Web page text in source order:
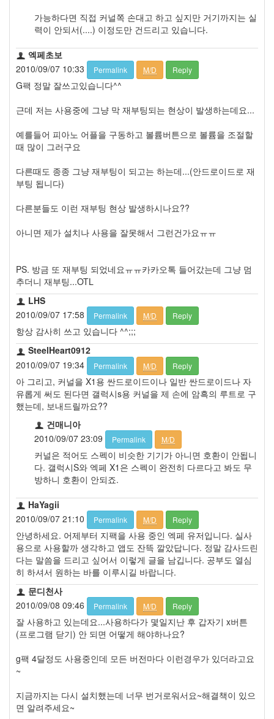
가능하다면 직접 커널쪽 손대고 하고 싶지만 거기까지는 실
력이 안되서(....) 이정도만 건드리고 있습니다.
엑페초보
2010/09/07 10:33
Permalink M/D Reply
G팩 정말 잘쓰고있습니다^^
근데 저는 사용중에 그냥 막 재부팅되는 현상이 발생하는데요...
예를들어 피아노 어플을 구동하고 볼륨버튼으로 볼륨을 조절할
때 많이 그러구요
다른때도 종종 그냥 재부팅이 되고는 하는데...(안드로이드로 재
부팅 됩니다)
다른분들도 이런 재부팅 현상 발생하시나요??
아니면 제가 설치나 사용을 잘못해서 그런건가요ㅠㅠ
PS. 방금 또 재부팅 되었네요ㅠㅠ카카오톡 들어갔는데 그냥 멈
추더니 재부팅...OTL
LHS
2010/09/07 17:58
Permalink M/D Reply
항상 감사히 쓰고 있습니다 ^^;;;
SteelHeart0912
2010/09/07 19:34
Permalink M/D Reply
아 그리고, 커널을 X1용 싼드로이드이나 일반 싼드로이드나 자
유롭게 써도 된다면 갤럭시s용 커널을 제 손에 암흑의 루트로 구
했는데, 보내드릴까요??
건매니아
2010/09/07 23:09
Permalink M/D
커널은 적어도 스펙이 비슷한 기기가 아니면 호환이 안됩니
다. 갤럭시S와 엑페 X1은 스펙이 완전히 다르다고 봐도 무
방하니 호환이 안되죠.
HaYagii
2010/09/07 21:10
Permalink M/D Reply
안녕하세요. 어제부터 지팩을 사용 중인 엑페 유저입니다. 실사
용으로 사용할까 생각하고 앱도 잔뜩 깔았답니다. 정말 감사드린
다는 말씀을 드리고 싶어서 이렇게 글을 남깁니다. 공부도 열심
히 하셔서 원하는 바를 이루시길 바랍니다.
문디천사
2010/09/08 09:46
Permalink M/D Reply
잘 사용하고 있는데요...사용하다가 몇일지난 후 갑자기 x버튼
(프로그램 닫기) 안 되면 어떻게 해야하나요?
g팩 4달정도 사용중인데 모든 버전마다 이런경우가 있더라고요
~
지금까지는 다시 설치했는데 너무 번거로워서요~해결책이 있으
면 알려주세요~